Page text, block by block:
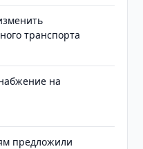
транспорта
на
предложили